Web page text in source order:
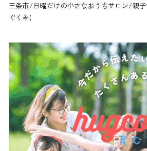
三条市/日曜だけの小さなおうちサロン/親子
ぐくみ)